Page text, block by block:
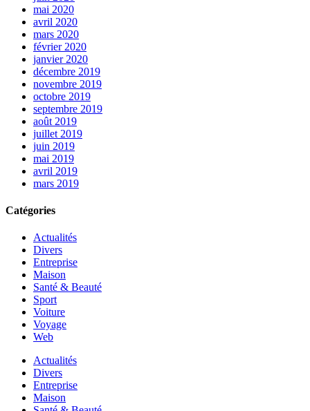
mai 2020
avril 2020
mars 2020
février 2020
janvier 2020
décembre 2019
novembre 2019
octobre 2019
septembre 2019
août 2019
juillet 2019
juin 2019
mai 2019
avril 2019
mars 2019
Catégories
Actualités
Divers
Entreprise
Maison
Santé & Beauté
Sport
Voiture
Voyage
Web
Actualités
Divers
Entreprise
Maison